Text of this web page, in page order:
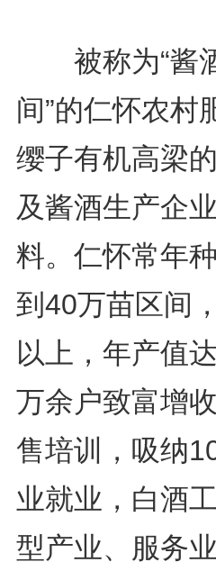
被称为“酱
间”的仁怀农村
缨子有机高梁
及酱酒生产企
料。仁怀常年
到40万苗区间
以上，年产值
万余户致富增
售培训，吸纳
业就业，白酒
型产业、服务